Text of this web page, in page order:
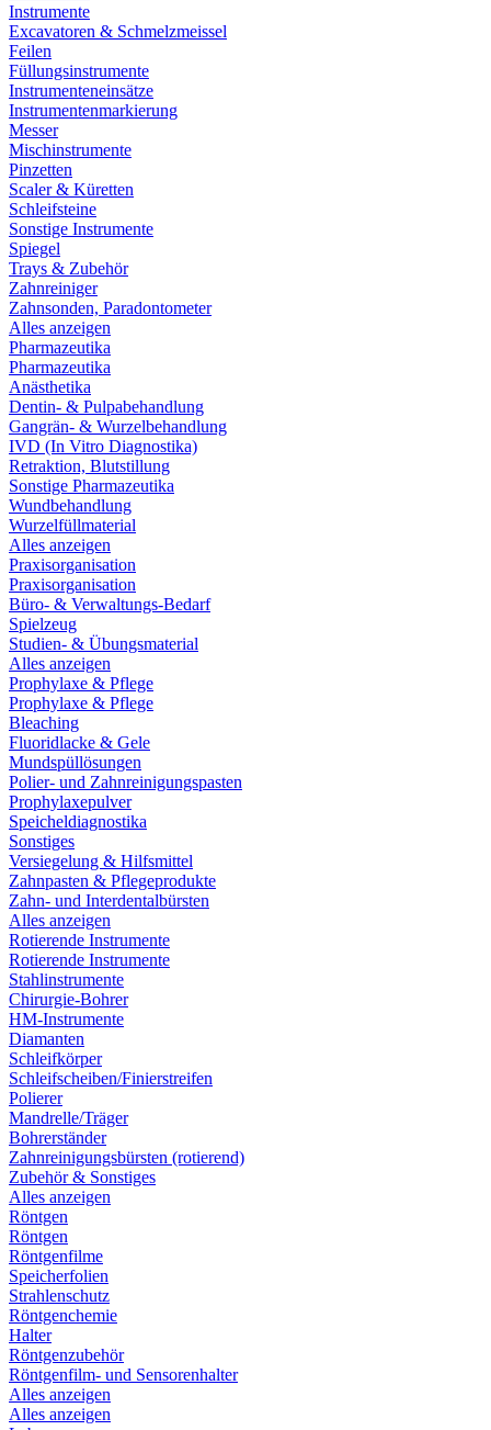
Instrumente
Excavatoren & Schmelzmeissel
Feilen
Füllungsinstrumente
Instrumenteneinsätze
Instrumentenmarkierung
Messer
Mischinstrumente
Pinzetten
Scaler & Küretten
Schleifsteine
Sonstige Instrumente
Spiegel
Trays & Zubehör
Zahnreiniger
Zahnsonden, Paradontometer
Alles anzeigen
Pharmazeutika
Pharmazeutika
Anästhetika
Dentin- & Pulpabehandlung
Gangrän- & Wurzelbehandlung
IVD (In Vitro Diagnostika)
Retraktion, Blutstillung
Sonstige Pharmazeutika
Wundbehandlung
Wurzelfüllmaterial
Alles anzeigen
Praxisorganisation
Praxisorganisation
Büro- & Verwaltungs-Bedarf
Spielzeug
Studien- & Übungsmaterial
Alles anzeigen
Prophylaxe & Pflege
Prophylaxe & Pflege
Bleaching
Fluoridlacke & Gele
Mundspüllösungen
Polier- und Zahnreinigungspasten
Prophylaxepulver
Speicheldiagnostika
Sonstiges
Versiegelung & Hilfsmittel
Zahnpasten & Pflegeprodukte
Zahn- und Interdentalbürsten
Alles anzeigen
Rotierende Instrumente
Rotierende Instrumente
Stahlinstrumente
Chirurgie-Bohrer
HM-Instrumente
Diamanten
Schleifkörper
Schleifscheiben/Finierstreifen
Polierer
Mandrelle/Träger
Bohrerständer
Zahnreinigungsbürsten (rotierend)
Zubehör & Sonstiges
Alles anzeigen
Röntgen
Röntgen
Röntgenfilme
Speicherfolien
Strahlenschutz
Röntgenchemie
Halter
Röntgenzubehör
Röntgenfilm- und Sensorenhalter
Alles anzeigen
Alles anzeigen